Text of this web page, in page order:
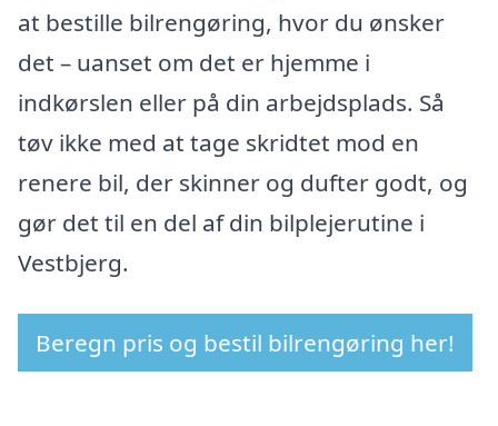
at bestille bilrengøring, hvor du ønsker
det – uanset om det er hjemme i
indkørslen eller på din arbejdsplads. Så
tøv ikke med at tage skridtet mod en
renere bil, der skinner og dufter godt, og
gør det til en del af din bilplejerutine i
Vestbjerg.
Beregn pris og bestil bilrengøring her!